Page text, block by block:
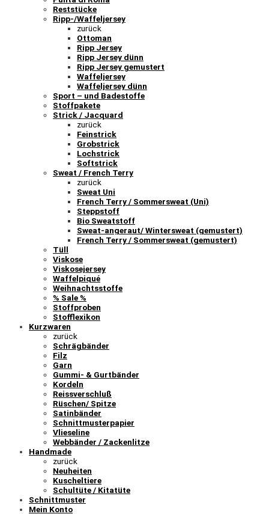
Reststücke
Ripp-/Waffeljersey
zurück
Ottoman
Ripp Jersey
Ripp Jersey dünn
Ripp Jersey gemustert
Waffeljersey
Waffeljersey dünn
Sport – und Badestoffe
Stoffpakete
Strick / Jacquard
zurück
Feinstrick
Grobstrick
Lochstrick
Softstrick
Sweat / French Terry
zurück
Sweat Uni
French Terry / Sommersweat (Uni)
Steppstoff
Bio Sweatstoff
Sweat-angeraut/ Wintersweat (gemustert)
French Terry / Sommersweat (gemustert)
Tüll
Viskose
Viskosejersey
Waffelpiqué
Weihnachtsstoffe
% Sale %
Stoffproben
Stofflexikon
Kurzwaren
zurück
Schrägbänder
Filz
Garn
Gummi- & Gurtbänder
Kordeln
Reissverschluß
Rüschen/ Spitze
Satinbänder
Schnittmusterpapier
Vlieseline
Webbänder / Zackenlitze
Handmade
zurück
Neuheiten
Kuscheltiere
Schultüte / Kitatüte
Schnittmuster
Mein Konto